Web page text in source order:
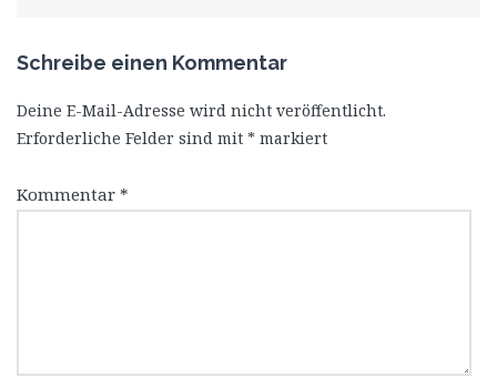
Schreibe einen Kommentar
Deine E-Mail-Adresse wird nicht veröffentlicht.
Erforderliche Felder sind mit * markiert
Kommentar *